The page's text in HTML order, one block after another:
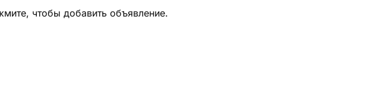
, чтобы добавить объявление.